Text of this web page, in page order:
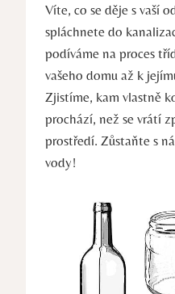
Víte, co se děje s vaší
spláchnete do
podíváme na proces
vašeho domu až k
Zjistíme, kam vlastně
prochází, než se vrátí
prostředí. Zůstaňte s
vody!